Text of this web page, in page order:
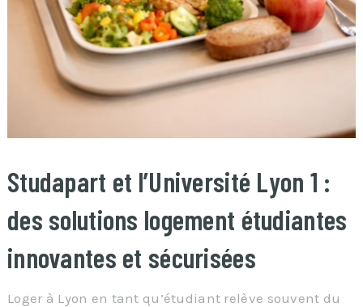
Studapart et l’Université Lyon 1 :
des solutions logement étudiantes
innovantes et sécurisées
Loger à Lyon en tant qu’étudiant relève souvent du